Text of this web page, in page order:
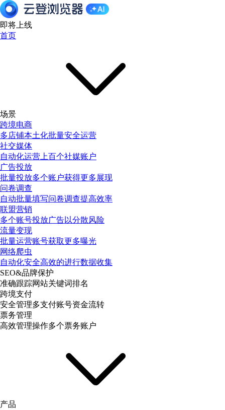
即将上线
首页
场景
跨境电商
多店铺本土化批量安全运营
社交媒体
自动化运营上百个社媒账户
广告投放
批量投放多个账户获得更多展现
问卷调查
自动批量填写问卷调查提高效率
联盟营销
多个账号投放广告以分散风险
流量变现
批量运营账号获取更多曝光
网络爬虫
自动化安全高效的进行数据收集
SEO&品牌保护
准确跟踪网站关键词排名
跨境支付
安全管理多支付账号资金流转
票务管理
高效管理操作多个票务账户
产品